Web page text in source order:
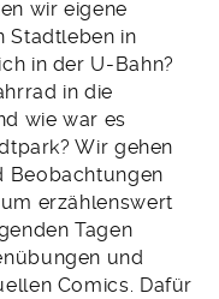
wir eigene
Stadtleben in
in der U-Bahn?
in die
wie war es
Wir gehen
Beobachtungen
erzählenswert
Tagen
und
Comics. Dafür